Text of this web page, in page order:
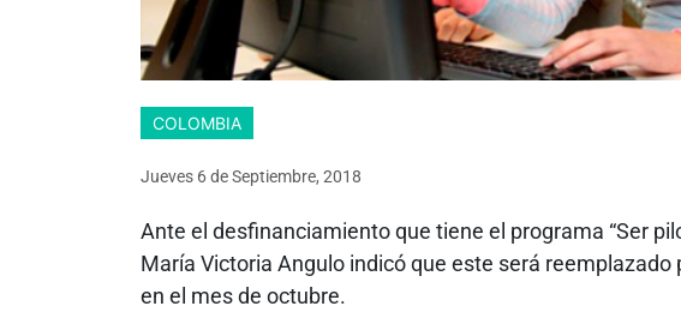
COLOMBIA
Jueves 6deSeptiembre, 2018
Ante el desfinanciamiento que tiene el programa “Ser
María Victoria Angulo indicó que este será
en el mes de octubre.